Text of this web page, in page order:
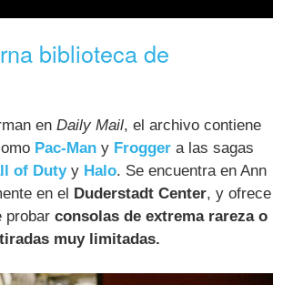
biblioteca de
enDaily Mail, el archivo contiene
Pac-Man y Frogger a las sagas
of Dutyy Halo. Se encuentra en Ann
en el Duderstadt Center, y ofrece
probarconsolas de extrema rareza o
muy limitadas.